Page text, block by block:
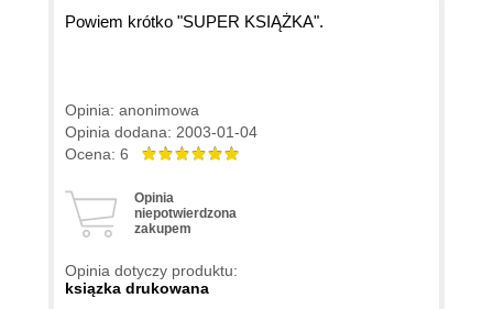
Powiem krótko "SUPER KSIĄŻKA".
Opinia: anonimowa
Opinia dodana: 2003-01-04
Ocena: 6
Opinia
niepotwierdzona
zakupem
Opinia dotyczy produktu:
ksiązka drukowana